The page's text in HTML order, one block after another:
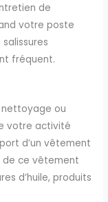
de
votre poste
fréquent.
nettoyage ou
votre activité
d’un vêtement
de ce vêtement
d’huile, produits